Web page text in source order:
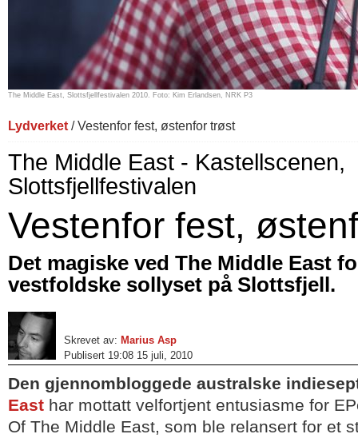
The Middle East, Slottsfjellfestivalen 2010. Foto: Kim Erlandsen, NRK P3
Lydverket / Vestenfor fest, østenfor trøst
The Middle East - Kastellscenen,
Slottsfjellfestivalen
Vestenfor fest,
Det magiske ved The Middle East
vestfoldske sollyset på Slottsfjell.
Skrevet av: Marius Asp
Publisert 19:08 15 juli, 2010
Den gjennombloggede australske
East har mottatt velfortjent entusiasme for
Of The Middle East, som ble relansert for et